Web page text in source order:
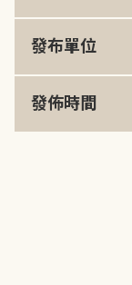
發布單位
發佈時間